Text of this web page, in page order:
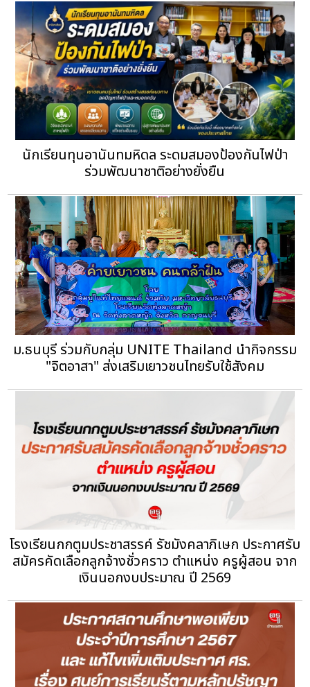
นักเรียนทุนอานันทมหิดล ระดมสมองป้องกันไฟป่า
ร่วมพัฒนาชาติอย่างยั่งยืน
ม.ธนบุรี ร่วมกับกลุ่ม UNITE Thailand นำกิจกรรม
"จิตอาสา" ส่งเสริมเยาวชนไทยรับใช้สังคม
โรงเรียนกกตูมประชาสรรค์ รัชมังคลาภิเษก ประกาศรับ
สมัครคัดเลือกลูกจ้างชั่วคราว ตำแหน่ง ครูผู้สอน จาก
เงินนอกงบประมาณ ปี 2569